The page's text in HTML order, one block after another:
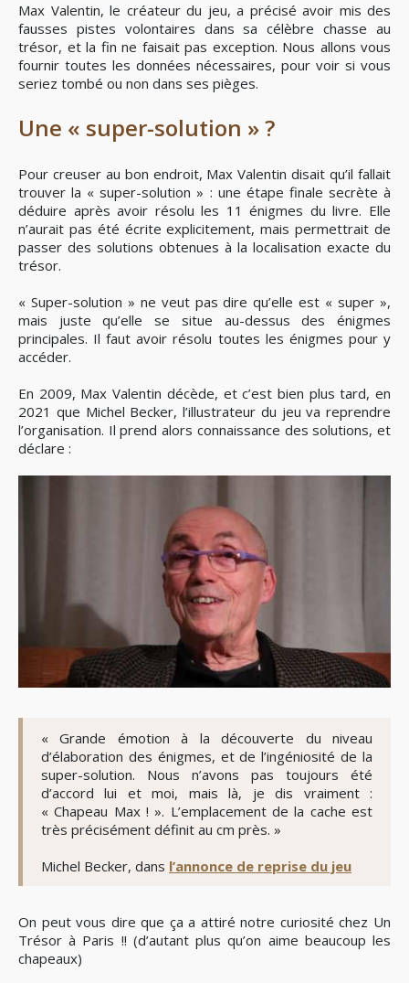
Max Valentin, le créateur du jeu, a précisé avoir mis des
fausses pistes volontaires dans sa célèbre chasse au
trésor, et la fin ne faisait pas exception. Nous allons vous
fournir toutes les données nécessaires, pour voir si vous
seriez tombé ou non dans ses pièges.
Une « super-solution » ?
Pour creuser au bon endroit, Max Valentin disait qu’il fallait
trouver la « super-solution » : une étape finale secrète à
déduire après avoir résolu les 11 énigmes du livre. Elle
n’aurait pas été écrite explicitement, mais permettrait de
passer des solutions obtenues à la localisation exacte du
trésor.
« Super-solution » ne veut pas dire qu’elle est « super »,
mais juste qu’elle se situe au-dessus des énigmes
principales. Il faut avoir résolu toutes les énigmes pour y
accéder.
En 2009, Max Valentin décède, et c’est bien plus tard, en
2021 que Michel Becker, l’illustrateur du jeu va reprendre
l’organisation. Il prend alors connaissance des solutions, et
déclare :
« Grande émotion à la découverte du niveau
d’élaboration des énigmes, et de l’ingéniosité de la
super-solution. Nous n’avons pas toujours été
d’accord lui et moi, mais là, je dis vraiment :
« Chapeau Max ! ». L’emplacement de la cache est
très précisément définit au cm près. »
Michel Becker, dans l’annonce de reprise du jeu
On peut vous dire que ça a attiré notre curiosité chez Un
Trésor à Paris !! (d’autant plus qu’on aime beaucoup les
chapeaux)